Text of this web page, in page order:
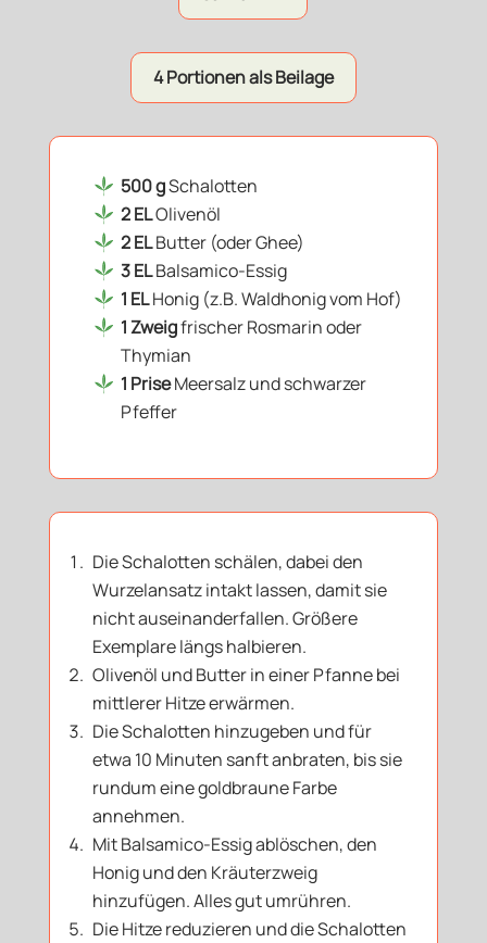
4 Portionen als Beilage
500 gSchalotten
2 ELOlivenöl
2 ELButter (oder Ghee)
3 ELBalsamico-Essig
1 ELHonig (z.B. Waldhonig vom Hof)
1 Zweigfrischer Rosmarin oder
Thymian
1 PriseMeersalz und schwarzer
Pfeffer
Die Schalotten schälen, dabei den
Wurzelansatz intakt lassen, damit sie
nicht auseinanderfallen. Größere
Exemplare längs halbieren.
Olivenöl und Butter in einer Pfanne bei
mittlerer Hitze erwärmen.
Die Schalotten hinzugeben und für
etwa 10 Minuten sanft anbraten, bis sie
rundum eine goldbraune Farbe
annehmen.
Mit Balsamico-Essig ablöschen, den
Honig und den Kräuterzweig
hinzufügen. Alles gut umrühren.
Die Hitze reduzieren und die Schalotten